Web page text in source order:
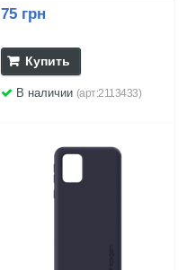
75 грн
Купить
В наличии (арт:2113433)